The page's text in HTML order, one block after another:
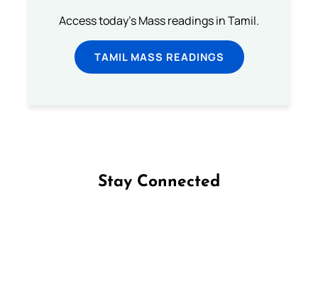
Access today's Mass readings in Tamil.
TAMIL MASS READINGS
Stay Connected